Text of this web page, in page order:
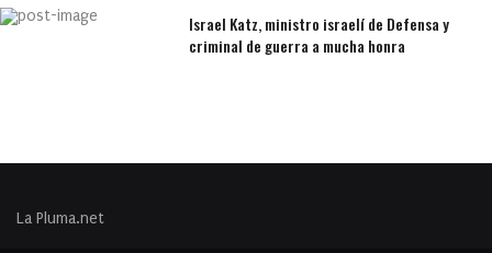
Israel Katz, ministro israelí de Defensa y
criminal de guerra a mucha honra
La Pluma.net